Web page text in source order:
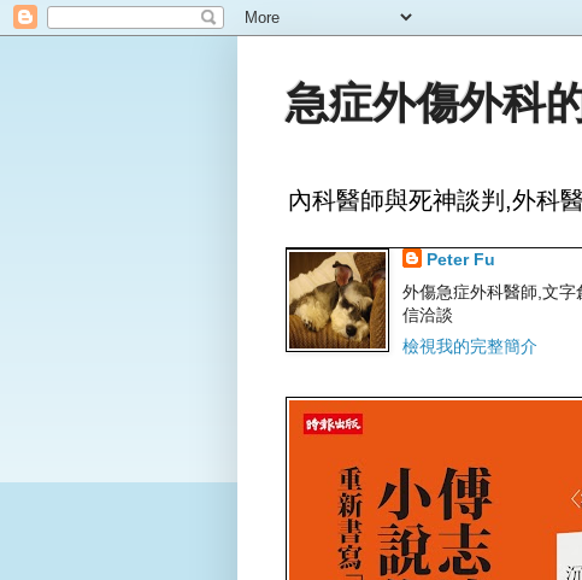
急症外傷外科
內科醫師與死神談判,外科
Peter Fu
外傷急症外科醫師,文
信洽談
檢視我的完整簡介